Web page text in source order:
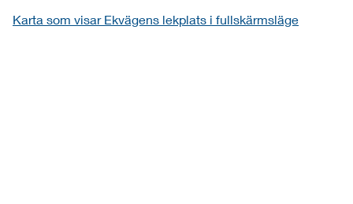
Karta som visar Ekvägens lekplats i fullskärmsläge